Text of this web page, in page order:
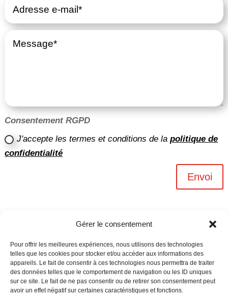
Gérer le consentement
Pour offrir les meilleures expériences, nous utilisons des technologies
telles que les cookies pour stocker et/ou accéder aux informations des
appareils. Le fait de consentir à ces technologies nous permettra de traiter
des données telles que le comportement de navigation ou les ID uniques
sur ce site. Le fait de ne pas consentir ou de retirer son consentement peut
avoir un effet négatif sur certaines caractéristiques et fonctions.
Consentement RGPD
J'accepte les termes et conditions de lapolitique de
confidentialité
Envoi